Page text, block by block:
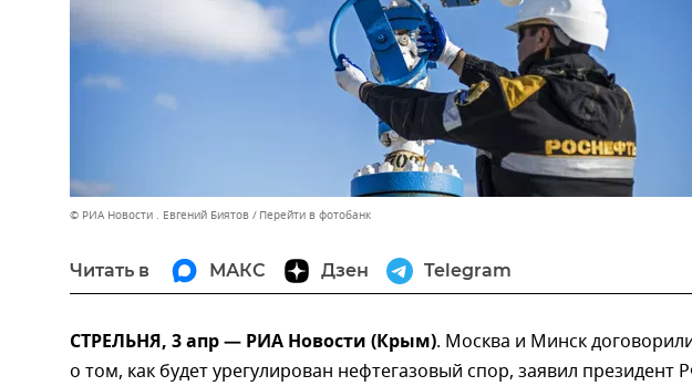
© РИА Новости . Евгений Биятов Перейти в фотобанк
Читать в МАКС Дзен Telegram
СТРЕЛЬНЯ, 3 апр — РИА Новости (Крым). Москва и Минск
о том, как будет урегулирован нефтегазовый спор, заявил президент